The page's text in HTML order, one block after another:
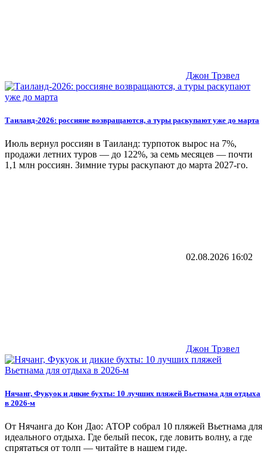
Джон Трэвел
Таиланд-2026: россияне возвращаются, а туры раскупают уже до марта
Июль вернул россиян в Таиланд: турпоток вырос на 7%,
продажи летних туров — до 122%, за семь месяцев — почти
1,1 млн россиян. Зимние туры раскупают до марта 2027-го.
02.08.2026 16:02
Джон Трэвел
Нячанг, Фукуок и дикие бухты: 10 лучших пляжей Вьетнама для отдыха
в 2026-м
От Нячанга до Кон Дао: АТОР собрал 10 пляжей Вьетнама для
идеального отдыха. Где белый песок, где ловить волну, а где
спрятаться от толп — читайте в нашем гиде.